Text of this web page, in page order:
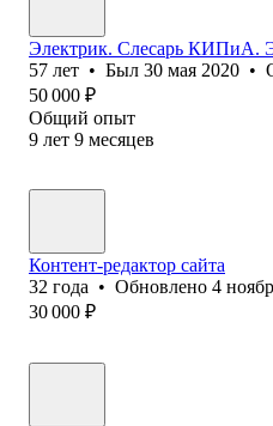
Электрик. Слесарь КИПиА.
57 лет • Был 30 мая 2020 •
50 000 ₽
Общий опыт
9 лет 9 месяцев
Контент-редактор сайта
32 года • Обновлено 4
30 000 ₽